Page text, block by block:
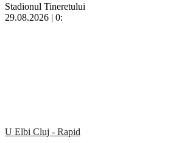
Stadionul Tineretului
29.08.2026 | 0:
U Elbi Cluj - Rapid